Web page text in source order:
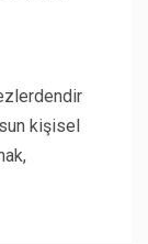
kişisel